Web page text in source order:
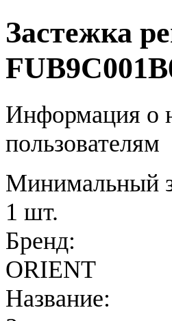
Застежка
Информация о
пользователям
Минимальный
1 шт.
Бренд:
ORIENT
Название: